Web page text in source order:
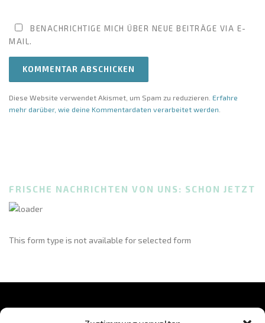
BENACHRICHTIGE MICH ÜBER NEUE BEITRÄGE VIA E-
MAIL.
Diese Website verwendet Akismet, um Spam zu reduzieren. Erfahre
mehr darüber, wie deine Kommentardaten verarbeitet werden
FRISCHE NACHRICHTEN VON UNS: SCHON JETZT
This form type is not available for selected form